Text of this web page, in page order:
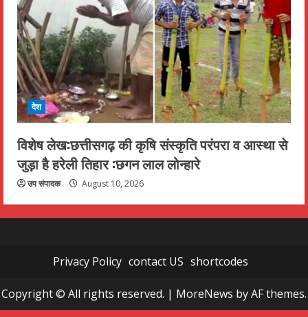
देश
विशेष लेख:छत्तीसगढ़ की कृषि संस्कृति परंपरा व आस्था से
जुड़ा है हरेली तिहार :छगन लाल लोन्हारे
उप संपादक August 10, 2026
Privacy Policy contact US shortcodes
Copyright © All rights reserved. | MoreNews by AF themes.